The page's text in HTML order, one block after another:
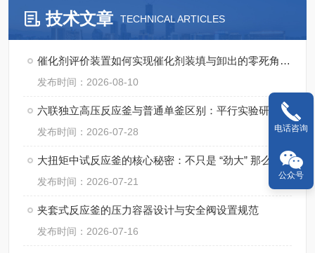
技术文章 TECHNICAL ARTICLES
催化剂评价装置如何实现催化剂装填与卸出的零死角操作？
发布时间：2026-08-10
六联独立高压反应釜与普通单釜区别：平行实验研发成本与周期对比
发布时间：2026-07-28
大扭矩中试反应釜的核心秘密：不只是 “劲大” 那么简单
发布时间：2026-07-21
夹套式反应釜的压力容器设计与安全阀设置规范
发布时间：2026-07-16
电话咨询
公众号